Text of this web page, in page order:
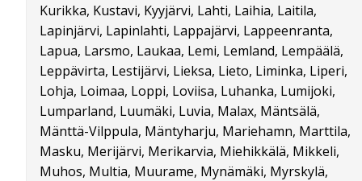
Kurikka, Kustavi, Kyyjärvi, Lahti, Laihia, Laitila,
Lapinjärvi, Lapinlahti, Lappajärvi, Lappeenranta,
Lapua, Larsmo, Laukaa, Lemi, Lemland, Lempäälä,
Leppävirta, Lestijärvi, Lieksa, Lieto, Liminka, Liperi,
Lohja, Loimaa, Loppi, Loviisa, Luhanka, Lumijoki,
Lumparland, Luumäki, Luvia, Malax, Mäntsälä,
Mänttä-Vilppula, Mäntyharju, Mariehamn, Marttila,
Masku, Merijärvi, Merikarvia, Miehikkälä, Mikkeli,
Muhos, Multia, Muurame, Mynämäki, Myrskylä,